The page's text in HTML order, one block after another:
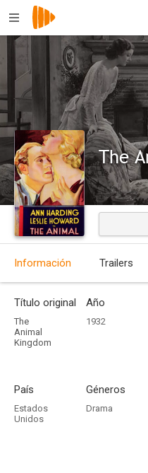
The
Información Trailers
Título original
The
Animal
Kingdom
Año
1932
País
Estados
Unidos
Géneros
Drama